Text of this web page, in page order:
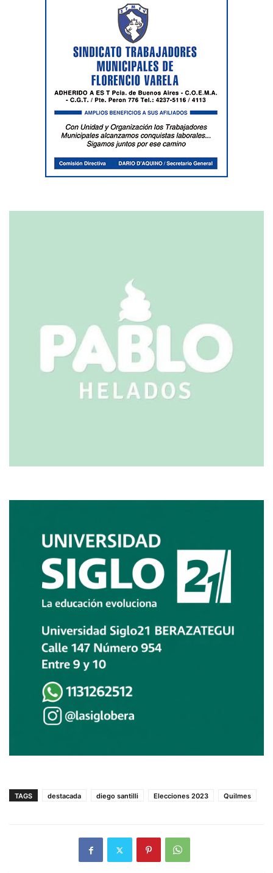
TAGS destacada diego santilli Elecciones 2023 Quilmes